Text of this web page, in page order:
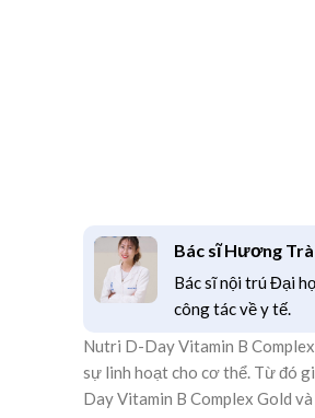
Bác sĩ Hương Trà
Bác sĩ nội trú Đại
công tác về y tế.
Nutri D-Day Vitamin B
sự linh hoạt cho cơ thể. Từ đó
Day Vitamin B Complex Gold